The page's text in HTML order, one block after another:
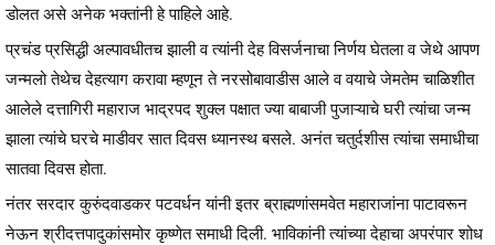
डोलत असे अनेक भक्तांनी हे पाहिले आहे.
प्रचंड प्रसिद्धी अल्पावधीतच झाली व त्यांनी देह विसर्जनाचा निर्णय घेतला व जेथे आपण
जन्मलो तेथेच देहत्याग करावा म्हणून ते नरसोबावाडीस आले व वयाचे जेमतेम चाळिशीत
आलेले दत्तागिरी महाराज भाद्रपद शुक्ल पक्षात ज्या बाबाजी पुजाऱ्याचे घरी त्यांचा जन्म
झाला त्यांचे घरचे माडीवर सात दिवस ध्यानस्थ बसले. अनंत चतुर्दशीस त्यांचा समाधीचा
सातवा दिवस होता.
नंतर सरदार कुरुंदवाडकर पटवर्धन यांनी इतर ब्राह्मणांसमवेत महाराजांना पाटावरून
नेऊन श्रीदत्तपादुकांसमोर कृष्णेत समाधी दिली. भाविकांनी त्यांच्या देहाचा अपरंपार शोध